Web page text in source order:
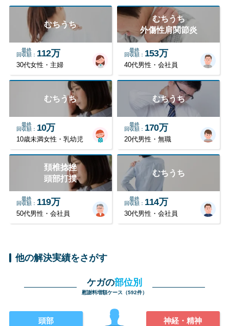
むちうち
最終
回収額
112万
30代女性・主婦
むちうち
外傷性肩関節炎
最終
回収額
153万
40代男性・会社員
むちうち
最終
回収額
10万
10歳未満女性・乳幼児
むちうち
最終
回収額
170万
20代男性・無職
頚椎捻挫
頭部打撲
最終
回収額
119万
50代男性・会社員
むちうち
最終
回収額
114万
30代男性・会社員
他の解決実績をさがす
ケガの部位別
慰謝料増額ケース（592件）
頭部 神経・精神